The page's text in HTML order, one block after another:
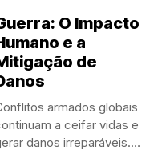
O Impacto
e a
de
armados globais
a ceifar vidas e
danos irreparáveis.